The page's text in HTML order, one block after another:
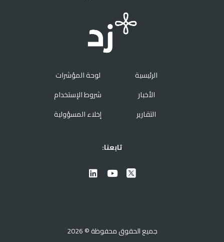
الرئيسية
الأخبار
التقارير
لوحة المؤشرات
شروط الإستخدام
إخلاء المسؤولية
تابعنا:
جميع الحقوق محفوظة © 2026